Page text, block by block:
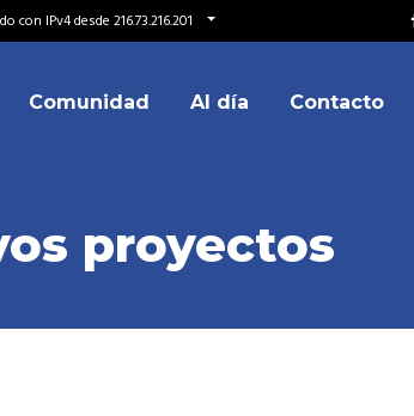
con IPv4 desde 216.73.216.201
Comunidad Al día Contacto
proyectos